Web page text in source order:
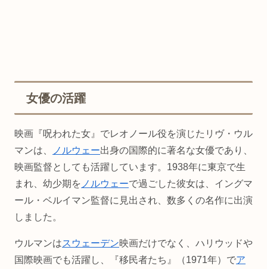
女優の活躍
映画『呪われた女』でレオノール役を演じたリヴ・ウル
マンは、
ノルウェー出身の国際的に著名な女優であり、
映画監督としても活躍しています。1938年に東京で生
まれ、幼少期を ノルウェーで過ごした彼女は、イングマ
ール・ベルイマン監督に見出され、数多くの名作に出演
しました。
ウルマンはスウェーデン映画だけでなく、ハリウッドや
国際映画でも活躍し、『移民者たち』（1971年）でア